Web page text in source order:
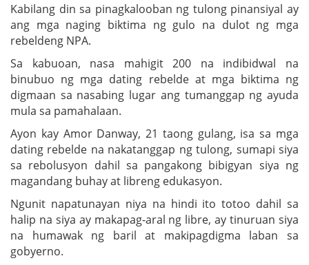
Kabilang din sa pinagkalooban ng tulong pinansiyal ay
ang mga naging biktima ng gulo na dulot ng mga
rebeldeng NPA.
Sa kabuoan, nasa mahigit 200 na indibidwal na
binubuo ng mga dating rebelde at mga biktima ng
digmaan sa nasabing lugar ang tumanggap ng ayuda
mula sa pamahalaan.
Ayon kay Amor Danway, 21 taong gulang, isa sa mga
dating rebelde na nakatanggap ng tulong, sumapi siya
sa rebolusyon dahil sa pangakong bibigyan siya ng
magandang buhay at libreng edukasyon.
Ngunit napatunayan niya na hindi ito totoo dahil sa
halip na siya ay makapag-aral ng libre, ay tinuruan siya
na humawak ng baril at makipagdigma laban sa
gobyerno.